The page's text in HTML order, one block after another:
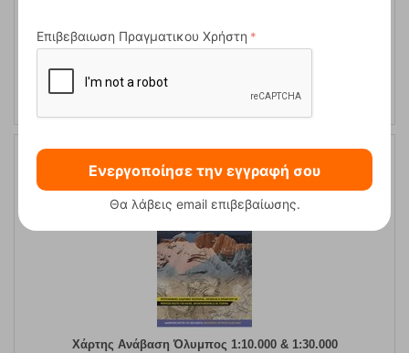
Χάρτης Ανάβαση Νότια Πίνδος- Τζουμέρκα - Περιστέρι -
FRE-5325
Άμεσαδιαθέσιμο
Χάρτης Ανάβαση Όλυμπος 1:10.000 & 1:30.000
Επιβεβαιωση Πραγματικου Χρήστη
Ενεργοποίησε την εγγραφή σου
Θα λάβεις email επιβεβαίωσης.